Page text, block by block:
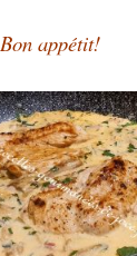
Bon appétit!